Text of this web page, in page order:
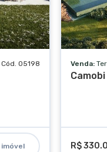
Cód. 05198
imóvel
Venda:
Camobi
R$